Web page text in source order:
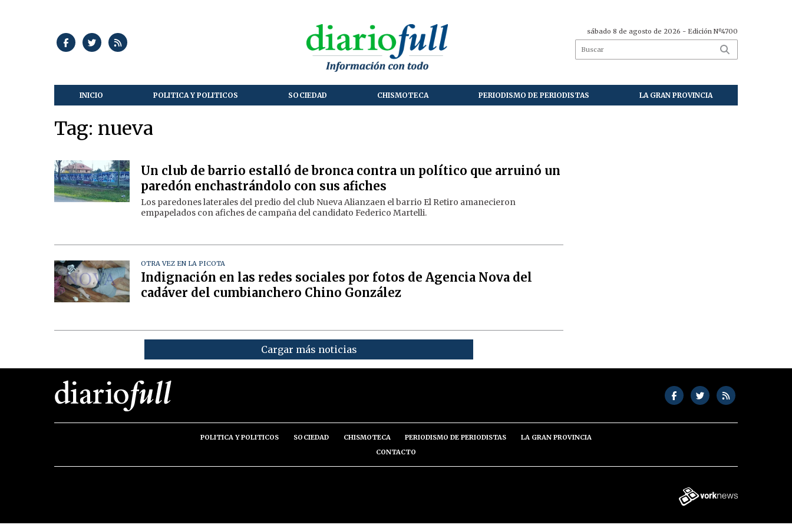
sábado 8 de agosto de 2026 - Edición Nº4700
INICIO POLITICA Y POLITICOS SOCIEDAD CHISMOTECA PERIODISMO DE PERIODISTAS LA GRAN PROVINCIA
Tag: nueva
Un club de barrio estalló de bronca contra un político que arruinó un
paredón enchastrándolo con sus afiches
Los paredones laterales del predio del club Nueva Alianzaen el barrio El Retiro amanecieron
empapelados con afiches de campaña del candidato Federico Martelli.
OTRA VEZ EN LA PICOTA
Indignación en las redes sociales por fotos de Agencia Nova del
cadáver del cumbianchero Chino González
Cargar más noticias
POLITICA Y POLITICOS SOCIEDAD CHISMOTECA PERIODISMO DE PERIODISTAS
LA GRAN PROVINCIA
CONTACTO